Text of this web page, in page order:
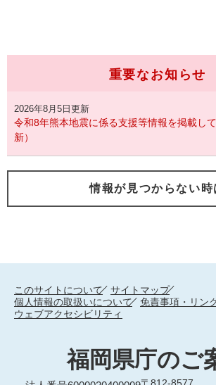
重要なお知らせ
2026年8月5日更新
令和8年熊本地震に係る支援等情報を掲載し
新）
情報が見つからない時
このサイトについて
サイトマップ
個人情報の取扱いについて
免責事項・リン
ウェブアクセシビリティ
福岡県庁のご